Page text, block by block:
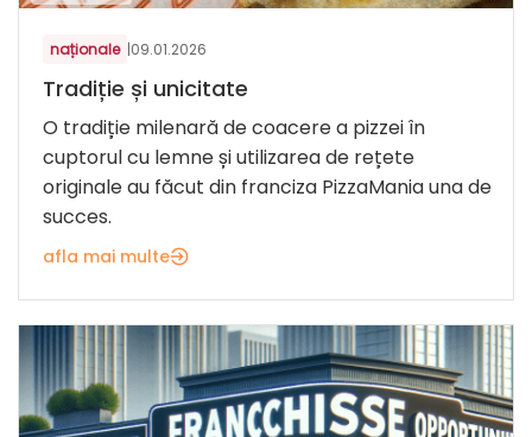
naționale |09.01.2026
Tradiție și unicitate
O tradiție milenară de coacere a pizzei în
cuptorul cu lemne și utilizarea de rețete
originale au făcut din franciza PizzaMania una de
succes.
afla mai multe